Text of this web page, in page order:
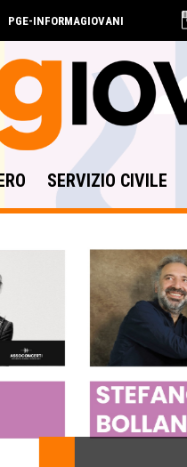
PGE-INFORMAGIOVANI
SERVIZIO CIVILE